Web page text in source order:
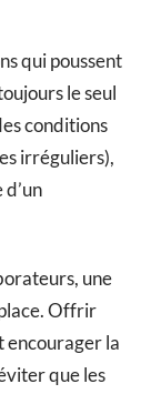
qui poussent
le seul
conditions
irréguliers),
une
Offrir
encourager la
que les